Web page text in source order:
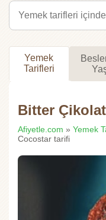
Yemek
Tarifleri
Bitter
Afiyetle.com » Yemek
Cocostar tarifi